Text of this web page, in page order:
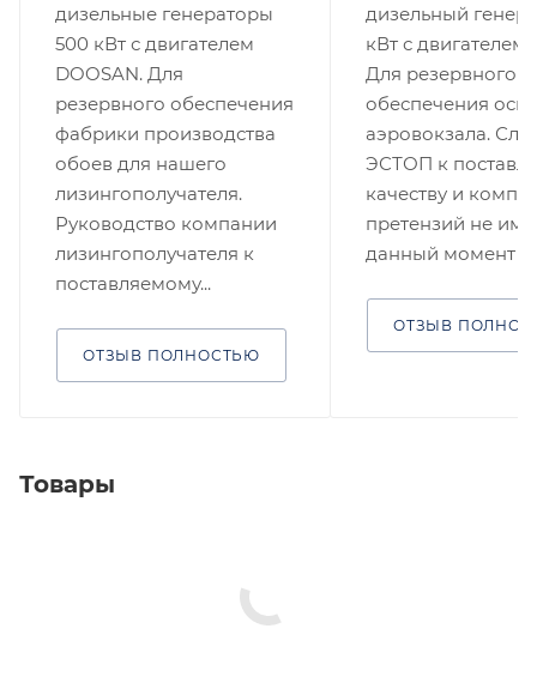
дизельные генераторы
500 кВт с двигателем
DOOSAN. Для
резервного обеспечения
фабрики производства
обоев для нашего
лизингополучателя.
Руководство компании
лизингополучателя к
поставляемому...
ОТЗЫВ ПОЛНОСТЬЮ
дизельный
кВт с двигателем
Для резервного
обеспечения
аэровокзала.
ЭСТОП к
качеству и
претензий не
данный момент ...
ОТЗЫВ
Товары